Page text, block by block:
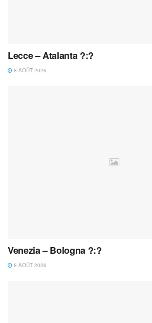
Lecce – Atalanta ?:?
8 AOÛT 2026
Venezia – Bologna ?:?
8 AOÛT 2026